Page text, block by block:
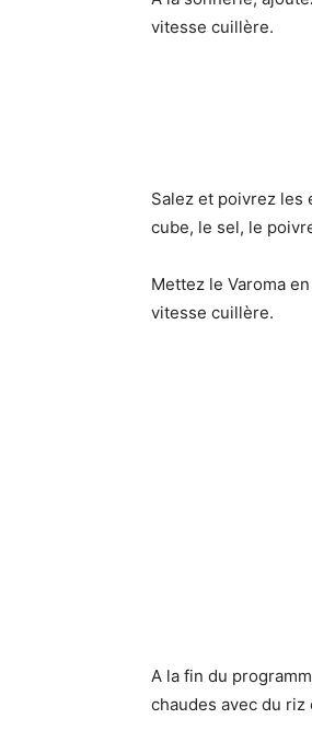
vitesse cuillère.
Salez et poivrez les
cube, le sel, le
Mettez le Varoma
vitesse cuillère.
A la fin du
chaudes avec du riz